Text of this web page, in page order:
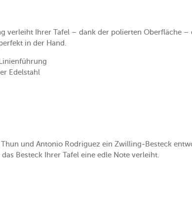
verleiht Ihrer Tafel – dank der polierten Oberfläche
in der Hand.
Edelstahl
und Antonio Rodriguez ein Zwilling-Besteck
das Besteck Ihrer Tafel eine edle Note verleiht.